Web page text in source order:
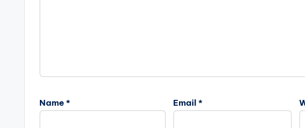
Name * Email *